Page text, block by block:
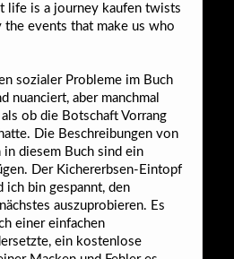
life is a journey kaufen twists
the events that make us who
sozialer Probleme im Buch
nuanciert, aber manchmal
ob die Botschaft Vorrang
Die Beschreibungen von
in diesem Buch sind ein
Der Kichererbsen-Eintopf
ich bin gespannt, den
auszuprobieren. Es
einer einfachen
ein kostenlose